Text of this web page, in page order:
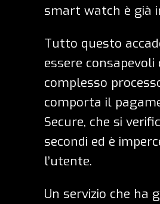
smart watch è già
Tutto questo
essere consapevoli
complesso
comporta il
Secure, che si
secondi ed è
l’utente.
Un servizio che ha